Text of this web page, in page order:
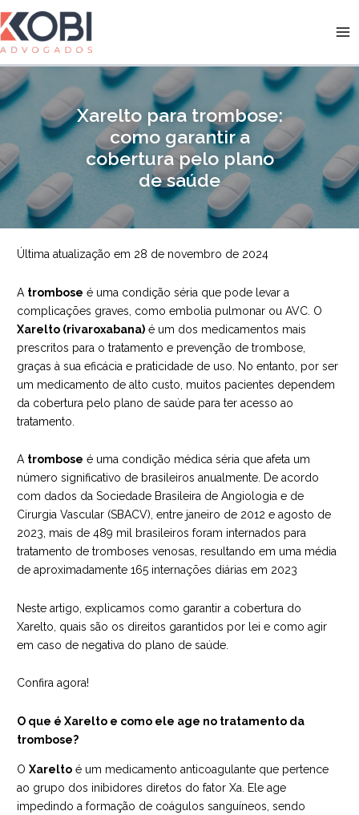
para
o
conteúdo
Xarelto para trombose:
como garantir a
cobertura pelo plano
de saúde
Última atualização em 28 de novembro de 2024
A trombose é uma condição séria que pode levar a
complicações graves, como embolia pulmonar ou AVC. O
Xarelto (rivaroxabana) é um dos medicamentos mais
prescritos para o tratamento e prevenção de trombose,
graças à sua eficácia e praticidade de uso. No entanto, por ser
um medicamento de alto custo, muitos pacientes dependem
da cobertura pelo plano de saúde para ter acesso ao
tratamento.
A trombose é uma condição médica séria que afeta um
número significativo de brasileiros anualmente. De acordo
com dados da Sociedade Brasileira de Angiologia e de
Cirurgia Vascular (SBACV), entre janeiro de 2012 e agosto de
2023, mais de 489 mil brasileiros foram internados para
tratamento de tromboses venosas, resultando em uma média
de aproximadamente 165 internações diárias em 2023
Neste artigo, explicamos como garantir a cobertura do
Xarelto, quais são os direitos garantidos por lei e como agir
em caso de negativa do plano de saúde.
Confira agora!
O que é Xarelto e como ele age no tratamento da
trombose?
O Xarelto é um medicamento anticoagulante que pertence
ao grupo dos inibidores diretos do fator Xa. Ele age
impedindo a formação de coágulos sanguíneos, sendo